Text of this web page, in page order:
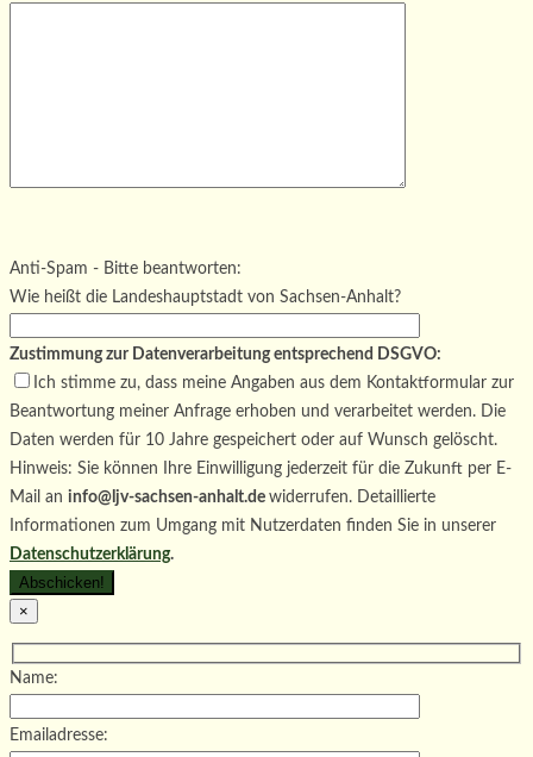
Bitte lasse dieses Feld leer.
Anti-Spam - Bitte beantworten:
Wie heißt die Landeshauptstadt von Sachsen-Anhalt?
Zustimmung zur Datenverarbeitung entsprechend DSGVO:
Ich stimme zu, dass meine Angaben aus dem Kontaktformular zur
Beantwortung meiner Anfrage erhoben und verarbeitet werden. Die
Daten werden für 10 Jahre gespeichert oder auf Wunsch gelöscht.
Hinweis: Sie können Ihre Einwilligung jederzeit für die Zukunft per E-
Mail an info@ljv-sachsen-anhalt.de widerrufen. Detaillierte
Informationen zum Umgang mit Nutzerdaten finden Sie in unserer
Datenschutzerklärung.
×
Name:
Emailadresse: